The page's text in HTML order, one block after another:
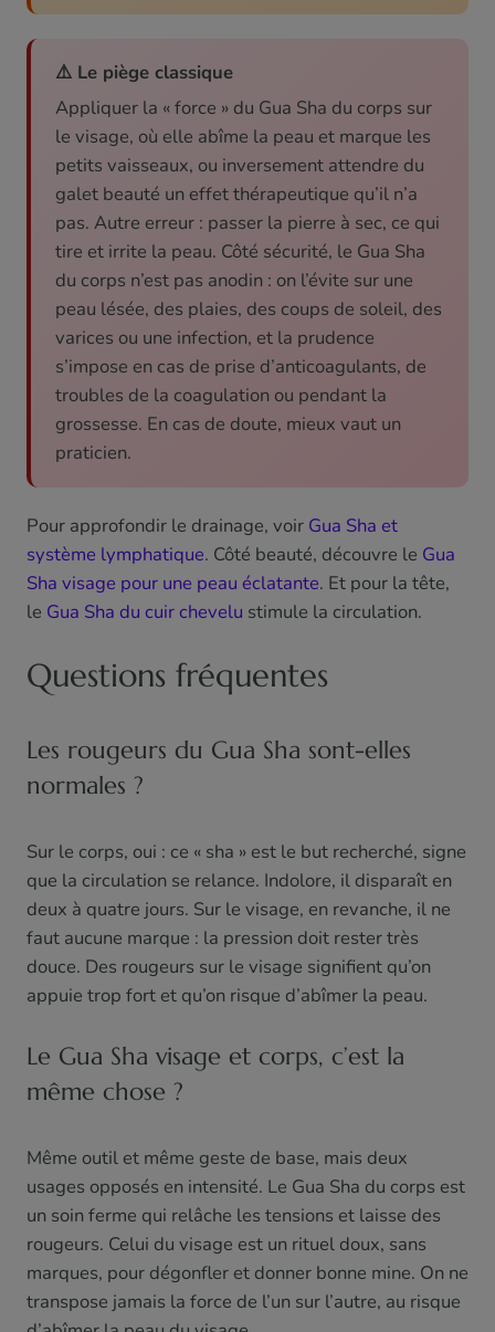
⚠️ Le piège classique
Appliquer la « force » du Gua Sha du corps sur
le visage, où elle abîme la peau et marque les
petits vaisseaux, ou inversement attendre du
galet beauté un effet thérapeutique qu’il n’a
pas. Autre erreur : passer la pierre à sec, ce qui
tire et irrite la peau. Côté sécurité, le Gua Sha
du corps n’est pas anodin : on l’évite sur une
peau lésée, des plaies, des coups de soleil, des
varices ou une infection, et la prudence
s’impose en cas de prise d’anticoagulants, de
troubles de la coagulation ou pendant la
grossesse. En cas de doute, mieux vaut un
praticien.
Pour approfondir le drainage, voir Gua Sha et
système lymphatique. Côté beauté, découvre le Gua
Sha visage pour une peau éclatante. Et pour la tête,
le Gua Sha du cuir chevelu stimule la circulation.
Questions fréquentes
Les rougeurs du Gua Sha sont-elles
normales ?
Sur le corps, oui : ce « sha » est le but recherché, signe
que la circulation se relance. Indolore, il disparaît en
deux à quatre jours. Sur le visage, en revanche, il ne
faut aucune marque : la pression doit rester très
douce. Des rougeurs sur le visage signifient qu’on
appuie trop fort et qu’on risque d’abîmer la peau.
Le Gua Sha visage et corps, c’est la
même chose ?
Même outil et même geste de base, mais deux
usages opposés en intensité. Le Gua Sha du corps est
un soin ferme qui relâche les tensions et laisse des
rougeurs. Celui du visage est un rituel doux, sans
marques, pour dégonfler et donner bonne mine. On ne
transpose jamais la force de l’un sur l’autre, au risque